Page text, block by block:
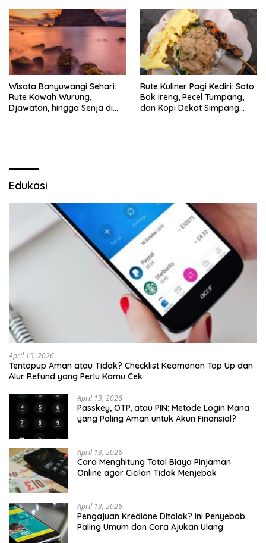
Wisata Banyuwangi Sehari:
Rute Kawah Wurung,
Djawatan, hingga Senja di
Rute Kuliner Pagi Kediri: Soto
Bok Ireng, Pecel Tumpang,
dan Kopi Dekat Simpang
Edukasi
April 15, 2026
Tentopup Aman atau Tidak? Checklist Keamanan Top Up dan
Alur Refund yang Perlu Kamu Cek
April 13, 2026
Passkey, OTP, atau PIN: Metode Login Mana
yang Paling Aman untuk Akun Finansial?
April 13, 2026
Cara Menghitung Total Biaya Pinjaman
Online agar Cicilan Tidak Menjebak
April 13, 2026
Pengajuan Kredione Ditolak? Ini Penyebab
Paling Umum dan Cara Ajukan Ulang